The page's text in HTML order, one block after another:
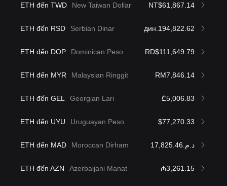
ETH đến TWD New Taiwan Dollar NT$61,867.14
ETH đến RSD Serbian Dinar дин.194,822.62
ETH đến DOP Dominican Peso RD$111,649.79
ETH đến MYR Malaysian Ringgit RM7,846.14
ETH đến GEL Georgian Lari ₾5,006.83
ETH đến UYU Uruguayan Peso $77,270.33
ETH đến MAD Moroccan Dirham د.م.17,825.46
ETH đến AZN Azerbaijani Manat ₼3,261.15